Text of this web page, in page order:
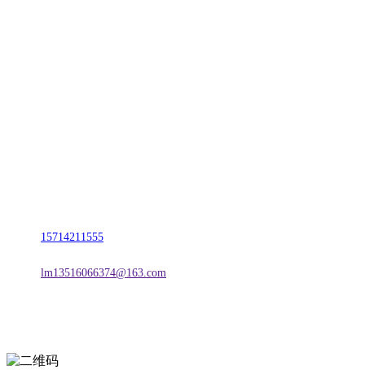
15714211555
lm13516066374@163.com